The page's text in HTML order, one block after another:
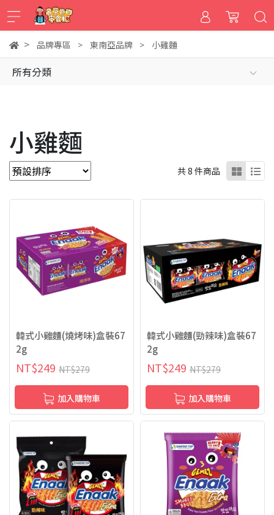
品牌專區 東南亞品牌 小雞麵
所有分類
小雞麵
共 8 件商品
韓式小雞麵(燒烤味)盒裝67
2g
NT$249 NT$279
加入購物車
韓式小雞麵(勁辣味)盒裝67
2g
NT$249 NT$279
加入購物車